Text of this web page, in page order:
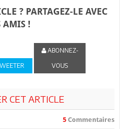
? PARTAGEZ-LE AVEC
AMIS !
ABONNEZ-
VOUS
CET ARTICLE
5 Commentaires